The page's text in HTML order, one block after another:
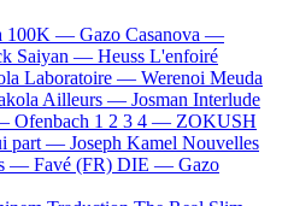
100K — Gazo Casanova —
Saiyan — Heuss L'enfoiré
Laboratoire — Werenoi Meuda
Ailleurs — Josman Interlude
Ofenbach 1 2 3 4 — ZOKUSH
part — Joseph Kamel Nouvelles
— Favé (FR) DIE — Gazo